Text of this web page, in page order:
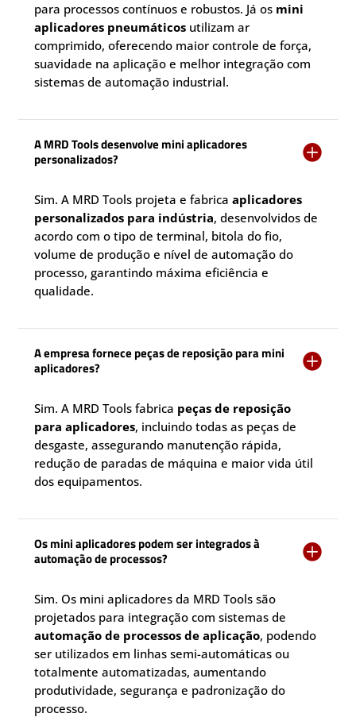
para processos contínuos e robustos. Já os mini
aplicadores pneumáticos utilizam ar
comprimido, oferecendo maior controle de força,
suavidade na aplicação e melhor integração com
sistemas de automação industrial.
A MRD Tools desenvolve mini aplicadores
personalizados?

Sim. A MRD Tools projeta e fabricaaplicadores
personalizados para indústria, desenvolvidos de
acordo com o tipo de terminal, bitola do fio,
volume de produção e nível de automação do
processo, garantindo máxima eficiência e
qualidade.
A empresa fornece peças de reposição para mini
aplicadores?

Sim. A MRD Tools fabrica peças de reposição
para aplicadores, incluindo todas as peças de
desgaste, assegurando manutenção rápida,
redução de paradas de máquina e maior vida útil
dos equipamentos.
Os mini aplicadores podem ser integrados à
automação de processos?

Sim. Os mini aplicadores da MRD Tools são
projetados para integração com sistemas de
automação de processos de aplicação, podendo
ser utilizados em linhas semi-automáticas ou
totalmente automatizadas, aumentando
produtividade, segurança e padronização do
processo.